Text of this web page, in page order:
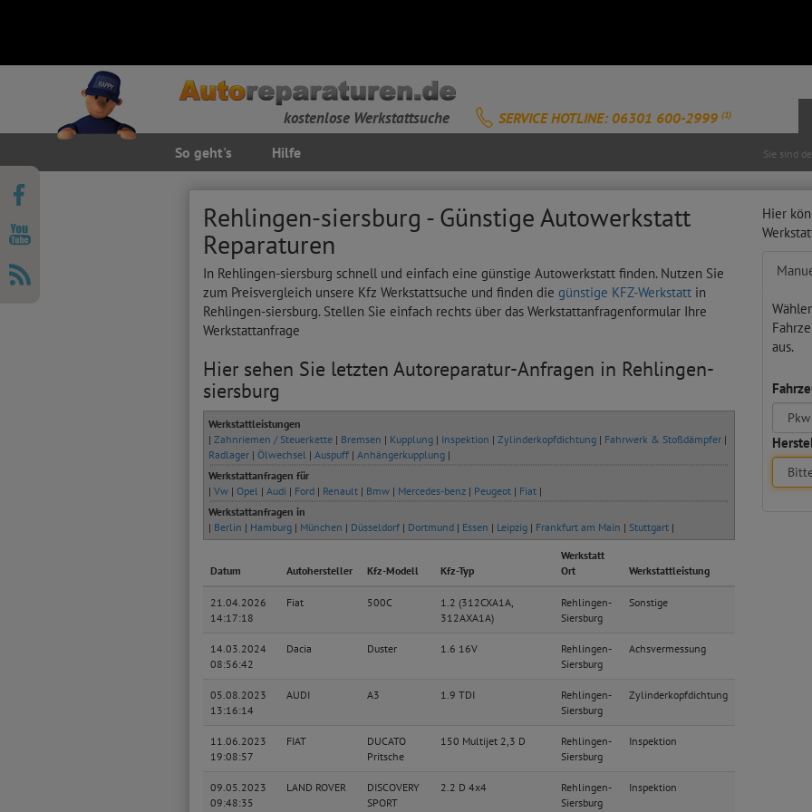
kostenlose Werkstattsuche SERVICE HOTLINE: 06301 600-2999 (1)
So geht's Hilfe Sie sind
Rehlingen-siersburg - Günstige Autowerkstatt
Reparaturen
In Rehlingen-siersburg schnell und einfach eine günstige Autowerkstatt finden. Nutzen Sie
zum Preisvergleich unsere Kfz Werkstattsuche und finden die günstige KFZ-Werkstattin
Rehlingen-siersburg. Stellen Sie einfach rechts über das Werkstattanfragenformular Ihre
Werkstattanfrage
Hier sehen Sie letzten Autoreparatur-Anfragen in Rehlingen-
siersburg
Werkstattleistungen
| Zahnriemen / Steuerkette| Bremsen | Kupplung| Inspektion | Zylinderkopfdichtung| Fahrwerk & Stoßdämpfer|
Radlager| Ölwechsel| Auspuff| Anhängerkupplung|
Werkstattanfragen für
| Vw| Opel| Audi | Ford| Renault| Bmw| Mercedes-benz| Peugeot| Fiat|
Werkstattanfragen in
| Berlin | Hamburg| München | Düsseldorf| Dortmund| Essen | Leipzig| Frankfurt am Main | Stuttgart|
Datum Autohersteller Kfz-Modell Kfz-Typ
Werkstatt
Ort
Werkstattleistung
21.04.2026
14:17:18
Fiat 500C
1.2 (312CXA1A,
312AXA1A)
Rehlingen-
Siersburg
Sonstige
14.03.2024
08:56:42
Dacia Duster 1.6 16V
Rehlingen-
Siersburg
Achsvermessung
05.08.2023
13:16:14
AUDI A3 1.9 TDI
Rehlingen-
Siersburg
Zylinderkopfdichtung
11.06.2023
19:08:57
FIAT
DUCATO
Pritsche
150 Multijet 2,3 D
Rehlingen-
Siersburg
Inspektion
09.05.2023
09:48:35
LAND ROVER
DISCOVERY
SPORT
2.2 D 4x4
Rehlingen-
Siersburg
Inspektion
Hier
aus.